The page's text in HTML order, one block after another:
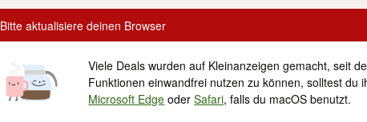
Bitte aktualisiere deinen Browser
Viele Deals wurden auf Kleinanzeigen gemacht, seit
Funktionen einwandfrei nutzen zu können, solltest
Microsoft Edge oderSafari, falls du macOS benutzt.